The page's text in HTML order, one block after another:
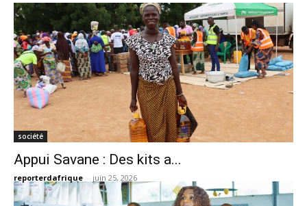
société
Appui Savane : Des kits a...
reporterdafrique - juin 25, 2026